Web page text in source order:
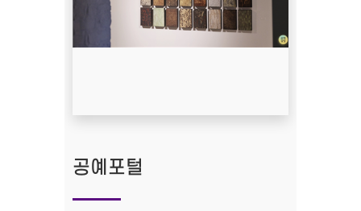
공예포털